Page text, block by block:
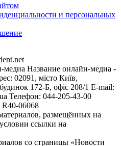
и персональных
медиа Название онлайн-медиа -
02091, місто Київ,
172-Б, офіс 208/1 E-mail:
Телефон: 044-205-43-00
06068
размещённых на
ссылки на
со страницы «Новости